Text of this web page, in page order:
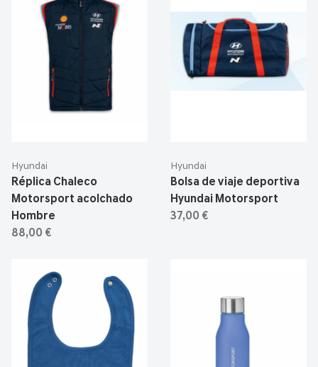
Hyundai
Réplica Chaleco
Motorsport acolchado
Hombre
88,00 €
Hyundai
Bolsa de viaje deportiva
Hyundai Motorsport
37,00 €